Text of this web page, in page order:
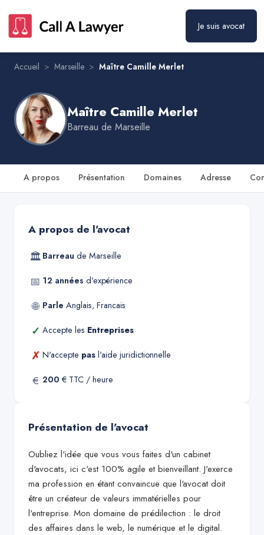
Je suis avocat
Maître Camille Merlet
Accueil > Marseille > Maître Camille Merlet
Maître Camille Merlet
Barreau de Marseille
A propos Présentation Domaines Adresse
A propos de l'avocat
🏛 Barreau de Marseille
📅 12 années d'expérience
🌐 Parle Anglais, Francais
✓ Accepte les Entreprises
✗ N'accepte pas l'aide juridictionnelle
€ 200 € TTC / heure
Présentation de l'avocat
Oubliez l'idée que vous vous faites d'un cabinet
d'avocats, ici c'est 100% agile et bienveillant. J'exerce
ma profession en étant convaincue que l'avocat doit
être un créateur de valeurs immatérielles pour
l'entreprise. Mon domaine de prédilection : le droit
des affaires dans le web, le numérique et le digital.